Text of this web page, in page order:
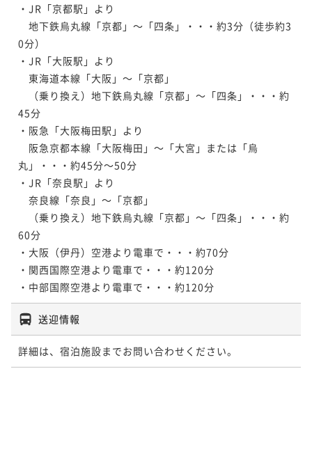
・JR「京都駅」より
地下鉄烏丸線「京都」～「四条」・・・約3分（徒歩約3
0分）
・JR「大阪駅」より
東海道本線「大阪」～「京都」
（乗り換え）地下鉄烏丸線「京都」～「四条」・・・約
45分
・阪急「大阪梅田駅」より
阪急京都本線「大阪梅田」～「大宮」または「烏
丸」・・・約45分～50分
・JR「奈良駅」より
奈良線「奈良」～「京都」
（乗り換え）地下鉄烏丸線「京都」～「四条」・・・約
60分
・大阪（伊丹）空港より電車で・・・約70分
・関西国際空港より電車で・・・約120分
・中部国際空港より電車で・・・約120分
送迎情報
詳細は、宿泊施設までお問い合わせください。